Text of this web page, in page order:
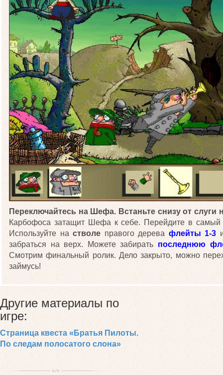
Переключайтесь на Шефа. Встаньте снизу от слуги
Карбофоса затащит Шефа к себе. Перейдите в
Используйте на стволе правого дерева флейты 1-3
забраться на верх. Можете забирать последнюю
Смотрим финальный ролик. Дело закрыто, можно
займусь!
Другие материалы по
игре:
Страница квеста «Братья Пилоты.
По следам полосатого слона»